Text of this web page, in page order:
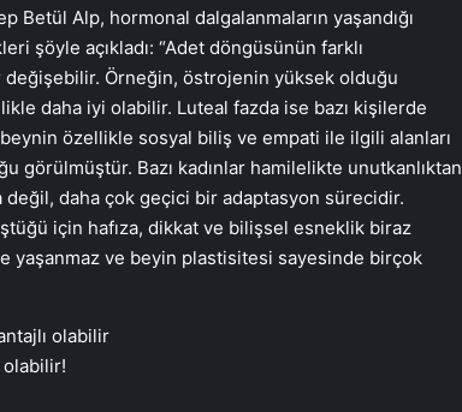
Alp, hormonal dalgalanmaların yaşandığı
şöyle açıkladı: “Adet döngüsünün farklı
değişebilir. Örneğin, östrojenin yüksek olduğu
daha iyi olabilir. Luteal fazda ise bazı kişilerde
özellikle sosyal biliş ve empati ile ilgili alanları
görülmüştür. Bazı kadınlar hamilelikte unutkanlıktan
daha çok geçici bir adaptasyon sürecidir.
için hafıza, dikkat ve bilişsel esneklik biraz
yaşanmaz ve beyin plastisitesi sayesinde birçok
olabilir!